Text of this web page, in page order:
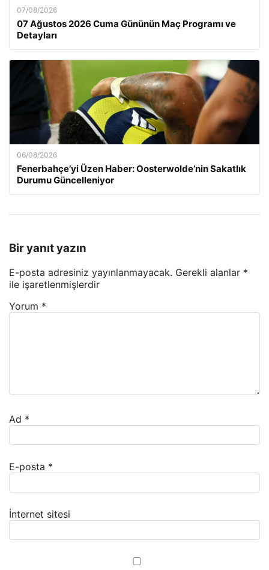
07/08/2026
07 Ağustos 2026 Cuma Gününün Maç Programı ve
Detayları
06/08/2026
Fenerbahçe’yi Üzen Haber: Oosterwolde’nin Sakatlık
Durumu Güncelleniyor
Bir yanıt yazın
E-posta adresiniz yayınlanmayacak. Gerekli alanlar *
ile işaretlenmişlerdir
Yorum *
Ad *
E-posta *
İnternet sitesi